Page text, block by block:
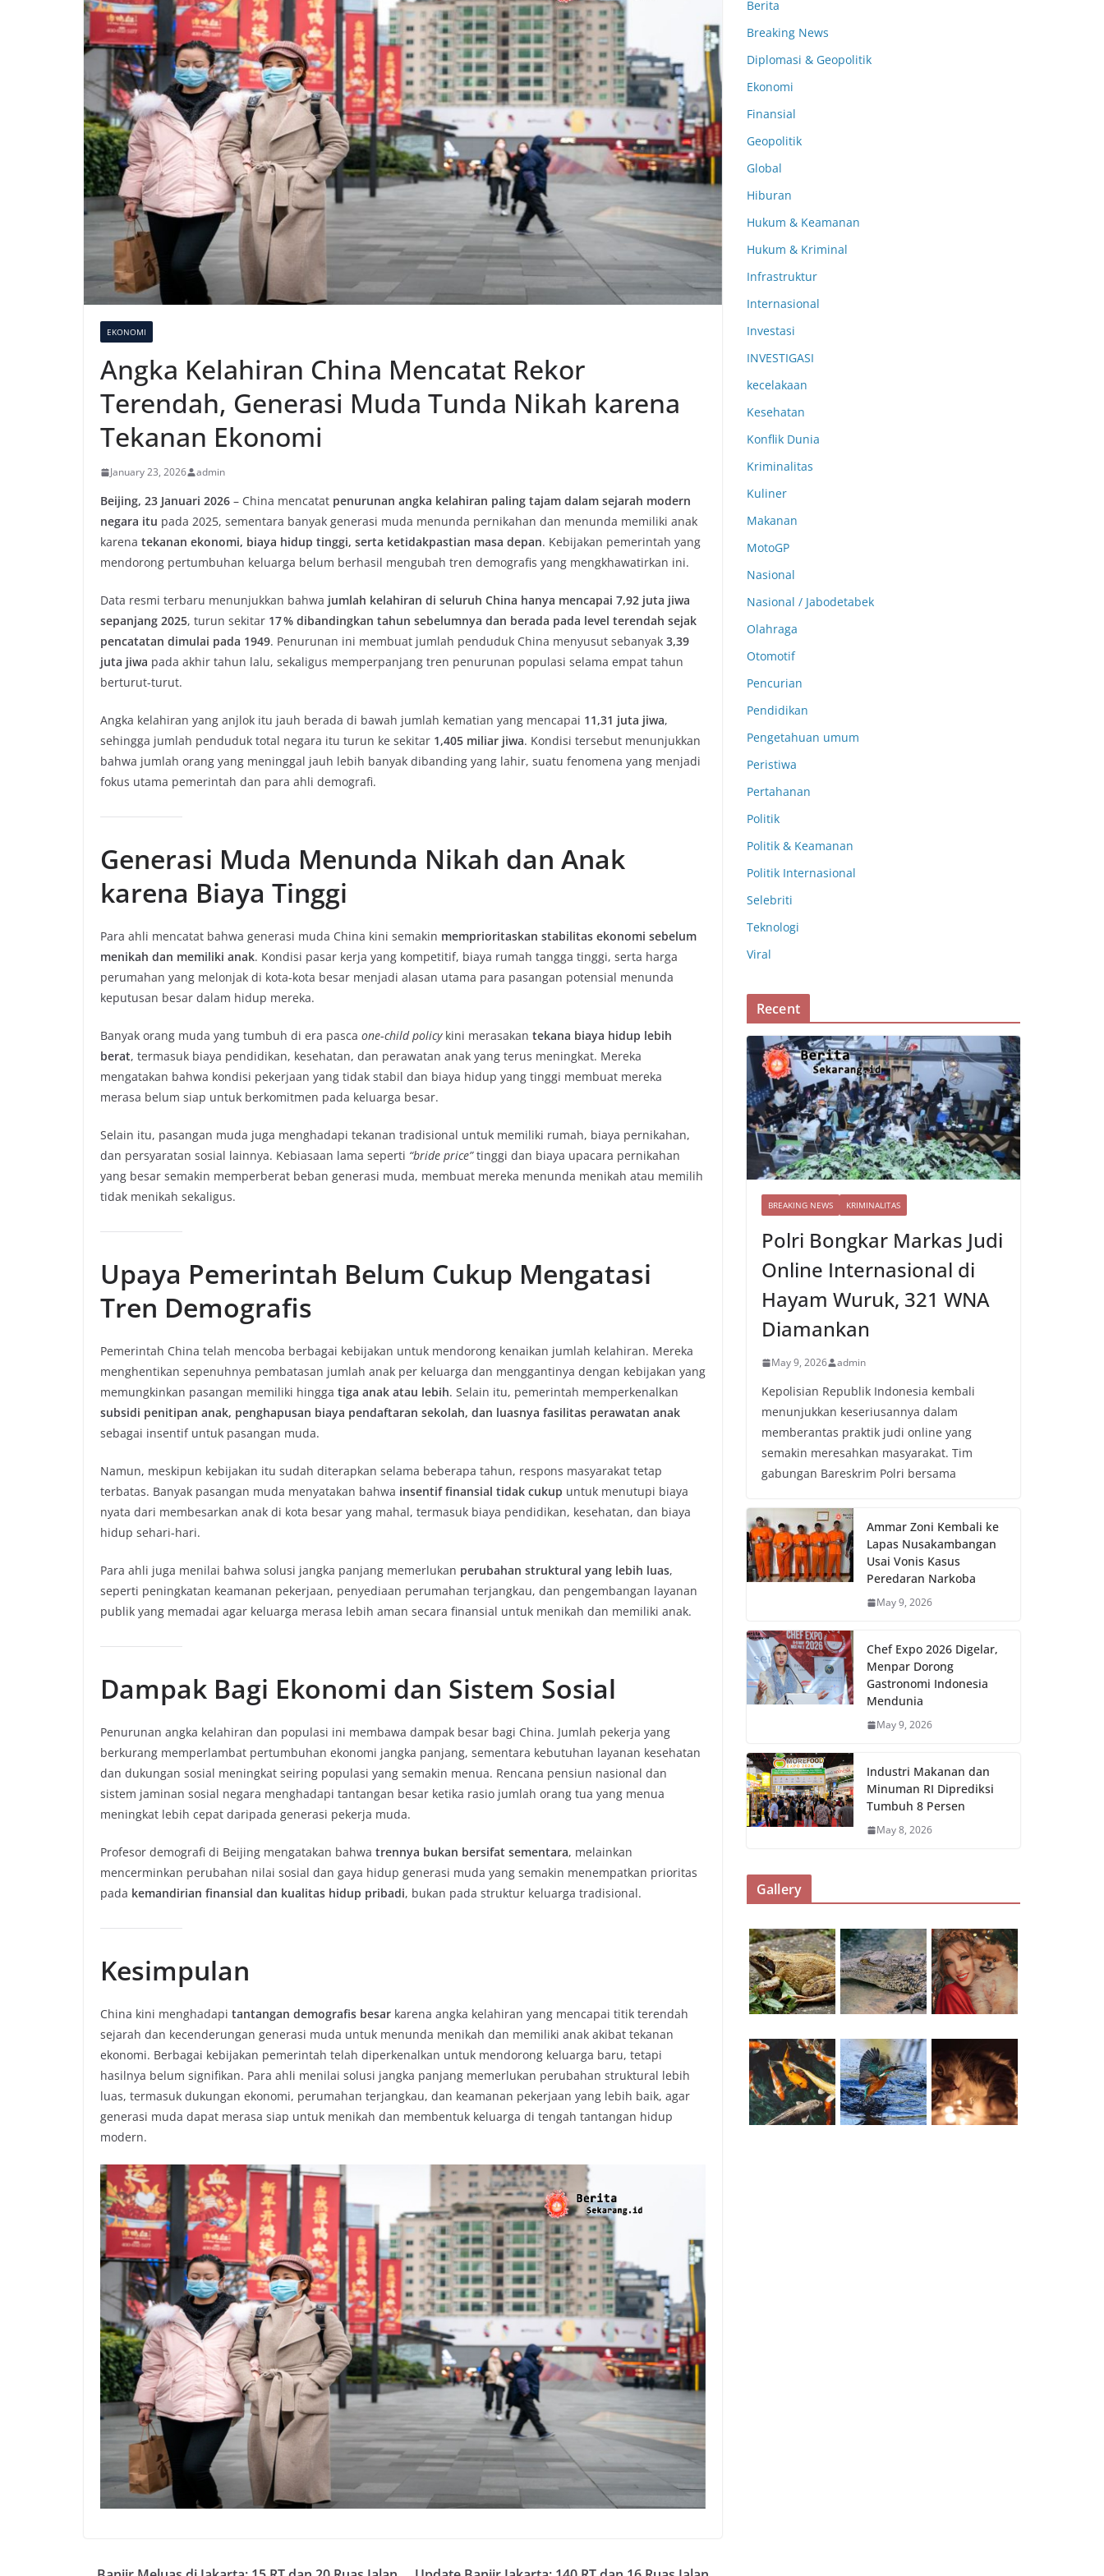
EKONOMI
Angka Kelahiran China Mencatat Rekor
Terendah, Generasi Muda Tunda Nikah karena
Tekanan Ekonomi
January 23, 2026 admin
Beijing, 23 Januari 2026 – China mencatat penurunan angka kelahiran paling tajam dalam sejarah modern
negara itu pada 2025, sementara banyak generasi muda menunda pernikahan dan menunda memiliki anak
karena tekanan ekonomi, biaya hidup tinggi, serta ketidakpastian masa depan. Kebijakan pemerintah yang
mendorong pertumbuhan keluarga belum berhasil mengubah tren demografis yang mengkhawatirkan ini.
Data resmi terbaru menunjukkan bahwa jumlah kelahiran di seluruh China hanya mencapai 7,92 juta jiwa
sepanjang 2025, turun sekitar 17 % dibandingkan tahun sebelumnya dan berada pada level terendah sejak
pencatatan dimulai pada 1949. Penurunan ini membuat jumlah penduduk China menyusut sebanyak 3,39
juta jiwa pada akhir tahun lalu, sekaligus memperpanjang tren penurunan populasi selama empat tahun
berturut-turut.
Angka kelahiran yang anjlok itu jauh berada di bawah jumlah kematian yang mencapai 11,31 juta jiwa,
sehingga jumlah penduduk total negara itu turun ke sekitar 1,405 miliar jiwa. Kondisi tersebut menunjukkan
bahwa jumlah orang yang meninggal jauh lebih banyak dibanding yang lahir, suatu fenomena yang menjadi
fokus utama pemerintah dan para ahli demografi.
Generasi Muda Menunda Nikah dan Anak
karena Biaya Tinggi
Para ahli mencatat bahwa generasi muda China kini semakin memprioritaskan stabilitas ekonomi sebelum
menikah dan memiliki anak. Kondisi pasar kerja yang kompetitif, biaya rumah tangga tinggi, serta harga
perumahan yang melonjak di kota-kota besar menjadi alasan utama para pasangan potensial menunda
keputusan besar dalam hidup mereka.
Banyak orang muda yang tumbuh di era pasca one‑child policykini merasakan tekana biaya hidup lebih
berat, termasuk biaya pendidikan, kesehatan, dan perawatan anak yang terus meningkat. Mereka
mengatakan bahwa kondisi pekerjaan yang tidak stabil dan biaya hidup yang tinggi membuat mereka
merasa belum siap untuk berkomitmen pada keluarga besar.
Selain itu, pasangan muda juga menghadapi tekanan tradisional untuk memiliki rumah, biaya pernikahan,
dan persyaratan sosial lainnya. Kebiasaan lama seperti “bride price”tinggi dan biaya upacara pernikahan
yang besar semakin memperberat beban generasi muda, membuat mereka menunda menikah atau memilih
tidak menikah sekaligus.
Upaya Pemerintah Belum Cukup Mengatasi
Tren Demografis
Pemerintah China telah mencoba berbagai kebijakan untuk mendorong kenaikan jumlah kelahiran. Mereka
menghentikan sepenuhnya pembatasan jumlah anak per keluarga dan menggantinya dengan kebijakan yang
memungkinkan pasangan memiliki hingga tiga anak atau lebih. Selain itu, pemerintah memperkenalkan
subsidi penitipan anak, penghapusan biaya pendaftaran sekolah, dan luasnya fasilitas perawatan anak
sebagai insentif untuk pasangan muda.
Namun, meskipun kebijakan itu sudah diterapkan selama beberapa tahun, respons masyarakat tetap
terbatas. Banyak pasangan muda menyatakan bahwa insentif finansial tidak cukup untuk menutupi biaya
nyata dari membesarkan anak di kota besar yang mahal, termasuk biaya pendidikan, kesehatan, dan biaya
hidup sehari-hari.
Para ahli juga menilai bahwa solusi jangka panjang memerlukan perubahan struktural yang lebih luas,
seperti peningkatan keamanan pekerjaan, penyediaan perumahan terjangkau, dan pengembangan layanan
publik yang memadai agar keluarga merasa lebih aman secara finansial untuk menikah dan memiliki anak.
Dampak Bagi Ekonomi dan Sistem Sosial
Penurunan angka kelahiran dan populasi ini membawa dampak besar bagi China. Jumlah pekerja yang
berkurang memperlambat pertumbuhan ekonomi jangka panjang, sementara kebutuhan layanan kesehatan
dan dukungan sosial meningkat seiring populasi yang semakin menua. Rencana pensiun nasional dan
sistem jaminan sosial negara menghadapi tantangan besar ketika rasio jumlah orang tua yang menua
meningkat lebih cepat daripada generasi pekerja muda.
Profesor demografi di Beijing mengatakan bahwa trennya bukan bersifat sementara, melainkan
mencerminkan perubahan nilai sosial dan gaya hidup generasi muda yang semakin menempatkan prioritas
pada kemandirian finansial dan kualitas hidup pribadi, bukan pada struktur keluarga tradisional.
Kesimpulan
China kini menghadapi tantangan demografis besar karena angka kelahiran yang mencapai titik terendah
sejarah dan kecenderungan generasi muda untuk menunda menikah dan memiliki anak akibat tekanan
ekonomi. Berbagai kebijakan pemerintah telah diperkenalkan untuk mendorong keluarga baru, tetapi
hasilnya belum signifikan. Para ahli menilai solusi jangka panjang memerlukan perubahan struktural lebih
luas, termasuk dukungan ekonomi, perumahan terjangkau, dan keamanan pekerjaan yang lebih baik, agar
generasi muda dapat merasa siap untuk menikah dan membentuk keluarga di tengah tantangan hidup
modern.
Berita
Breaking News
Diplomasi & Geopolitik
Ekonomi
Finansial
Geopolitik
Global
Hiburan
Hukum & Keamanan
Hukum & Kriminal
Infrastruktur
Internasional
Investasi
INVESTIGASI
kecelakaan
Kesehatan
Konflik Dunia
Kriminalitas
Kuliner
Makanan
MotoGP
Nasional
Nasional / Jabodetabek
Olahraga
Otomotif
Pencurian
Pendidikan
Pengetahuan umum
Peristiwa
Pertahanan
Politik
Politik & Keamanan
Politik Internasional
Selebriti
Teknologi
Viral
Recent
BREAKING NEWS KRIMINALITAS
Polri Bongkar Markas Judi
Online Internasional di
Hayam Wuruk, 321 WNA
Diamankan
May 9, 2026 admin
Kepolisian Republik Indonesia kembali
menunjukkan keseriusannya dalam
memberantas praktik judi online yang
semakin meresahkan masyarakat. Tim
gabungan Bareskrim Polri bersama
Ammar Zoni Kembali ke
Lapas Nusakambangan
Usai Vonis Kasus
Peredaran Narkoba
May 9, 2026
Chef Expo 2026 Digelar,
Menpar Dorong
Gastronomi Indonesia
Mendunia
May 9, 2026
Industri Makanan dan
Minuman RI Diprediksi
Tumbuh 8 Persen
May 8, 2026
Gallery